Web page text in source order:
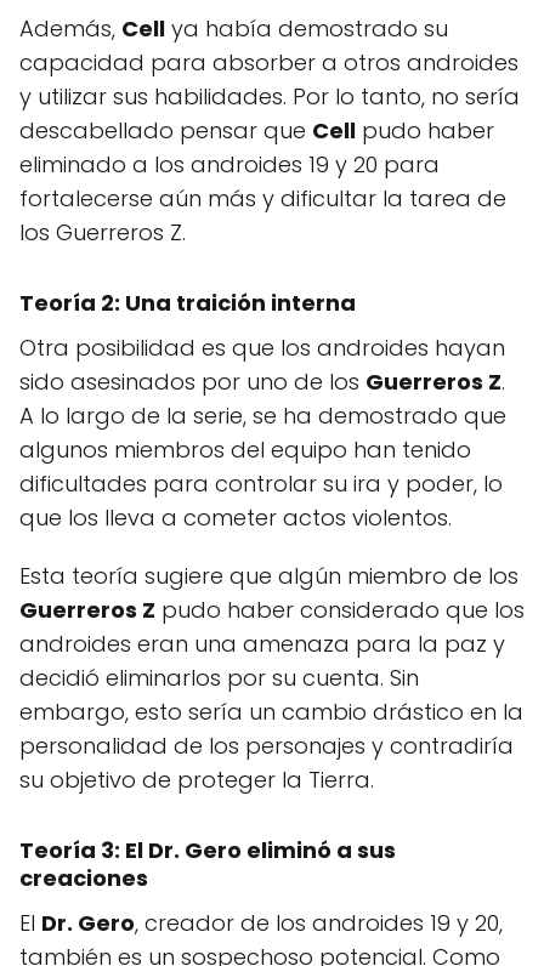
Además, Cell ya había demostrado su
capacidad para absorber a otros androides
y utilizar sus habilidades. Por lo tanto, no sería
descabellado pensar que Cell pudo haber
eliminado a los androides 19 y 20 para
fortalecerse aún más y dificultar la tarea de
los Guerreros Z.
Teoría 2: Una traición interna
Otra posibilidad es que los androides hayan
sido asesinados por uno de los Guerreros Z.
A lo largo de la serie, se ha demostrado que
algunos miembros del equipo han tenido
dificultades para controlar su ira y poder, lo
que los lleva a cometer actos violentos.
Esta teoría sugiere que algún miembro de los
Guerreros Z pudo haber considerado que los
androides eran una amenaza para la paz y
decidió eliminarlos por su cuenta. Sin
embargo, esto sería un cambio drástico en la
personalidad de los personajes y contradiría
su objetivo de proteger la Tierra.
Teoría 3: El Dr. Gero eliminó a sus
creaciones
El Dr. Gero, creador de los androides 19 y 20,
también es un sospechoso potencial. Como